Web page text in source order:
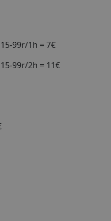
99r/1h = 7€
99r/2h = 11€